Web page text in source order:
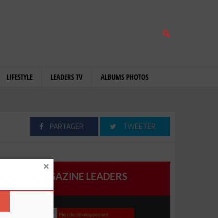
LIFESTYLE LEADERS TV ALBUMS PHOTOS
PARTAGER TWEETER
MAGAZINE LEADERS